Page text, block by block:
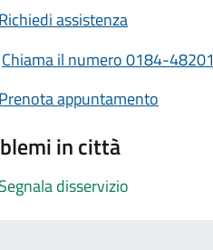
Richiedi assistenza
Chiama il numero 0184-48201
Prenota appuntamento
in città
Segnala disservizio